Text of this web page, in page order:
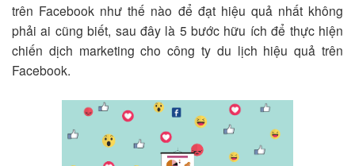
trên Facebook như thế nào để đạt hiệu quả nhất không
phải ai cũng biết, sau đây là 5 bước hữu ích để thực hiện
chiến dịch marketing cho công ty du lịch hiệu quả trên
Facebook.